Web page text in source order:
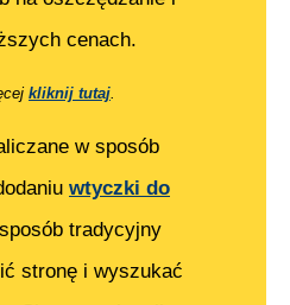
cenach.
kliknij tutaj.
w sposób
wtyczki do
tradycyjny
stronę i wyszukać